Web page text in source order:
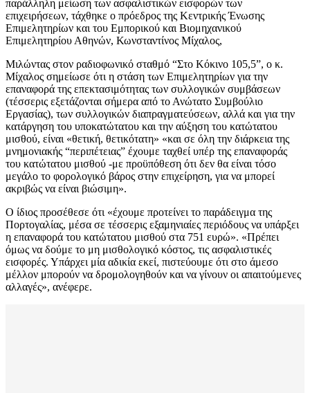
παράλληλη μείωση των ασφαλιστικών εισφορών των
επιχειρήσεων, τάχθηκε ο πρόεδρος της Κεντρικής Ένωσης
Επιμελητηρίων και του Εμπορικού και Βιομηχανικού
Επιμελητηρίου Αθηνών, Κωνσταντίνος Μίχαλος,
Μιλώντας στον ραδιοφωνικό σταθμό “Στο Κόκινο 105,5”, ο κ.
Μίχαλος σημείωσε ότι η στάση των Επιμελητηρίων για την
επαναφορά της επεκτασιμότητας των συλλογικών συμβάσεων
(τέσσερις εξετάζονται σήμερα από το Ανώτατο Συμβούλιο
Εργασίας), των συλλογικών διαπραγματεύσεων, αλλά και για την
κατάργηση του υποκατώτατου και την αύξηση του κατώτατου
μισθού, είναι «θετική, θετικότατη» «και σε όλη την διάρκεια της
μνημονιακής “περιπέτειας” έχουμε ταχθεί υπέρ της επαναφοράς
του κατώτατου μισθού -με προϋπόθεση ότι δεν θα είναι τόσο
μεγάλο το φορολογικό βάρος στην επιχείρηση, για να μπορεί
ακριβώς να είναι βιώσιμη».
O ίδιος προσέθεσε ότι «έχουμε προτείνει το παράδειγμα της
Πορτογαλίας, μέσα σε τέσσερις εξαμηνιαίες περιόδους να υπάρξει
η επαναφορά του κατώτατου μισθού στα 751 ευρώ». «Πρέπει
όμως να δούμε το μη μισθολογικό κόστος, τις ασφαλιστικές
εισφορές. Υπάρχει μία αδικία εκεί, πιστεύουμε ότι στο άμεσο
μέλλον μπορούν να δρομολογηθούν και να γίνουν οι απαιτούμενες
αλλαγές», ανέφερε.